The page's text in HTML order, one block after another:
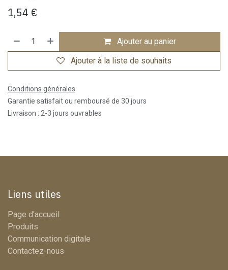
1,54 €
Ajouter au panier
Ajouter à la liste de souhaits
Conditions générales
Garantie satisfait ou remboursé de 30 jours
Livraison : 2-3 jours ouvrables
Liens utiles
Page d'accueil
Produits
Communication digitale
Contactez-nous